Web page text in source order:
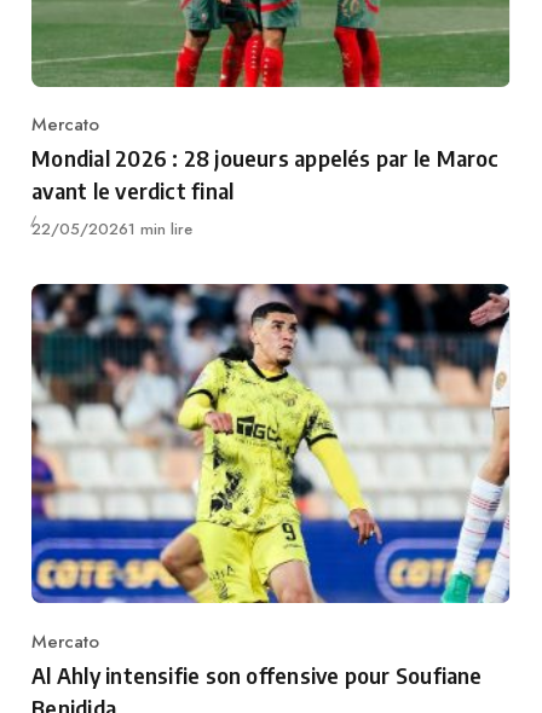
Category
Mercato
Mondial 2026 : 28 joueurs appelés par le Maroc
avant le verdict final
Publié
22/05/20261 min lire
Category
Mercato
Al Ahly intensifie son offensive pour Soufiane
Benjdida